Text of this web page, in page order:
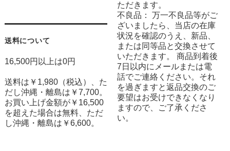
送料について
16,500円以上は0円
送料は￥1,980（税込）、た
だし沖縄・離島は￥7,700。
お買い上げ金額が￥16,500
を超えた場合は無料、ただ
し沖縄・離島は￥6,600。
ただきます。
不良品： 万一不良品等がご
ざいましたら、当店の在庫
状況を確認のうえ、新品、
または同等品と交換させて
いただきます。 商品到着後
7日以内にメールまたは電
話でご連絡ください。それ
を過ぎますと返品交換のご
要望はお受けできなくなり
ますので、ご了承くださ
い。